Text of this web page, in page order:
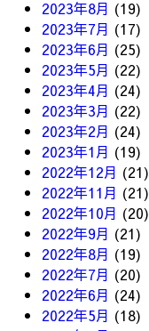
2023年8月 (19)
2023年7月 (17)
2023年6月 (25)
2023年5月 (22)
2023年4月 (24)
2023年3月 (22)
2023年2月 (24)
2023年1月 (19)
2022年12月 (21)
2022年11月 (21)
2022年10月 (20)
2022年9月 (21)
2022年8月 (19)
2022年7月 (20)
2022年6月 (24)
2022年5月 (18)